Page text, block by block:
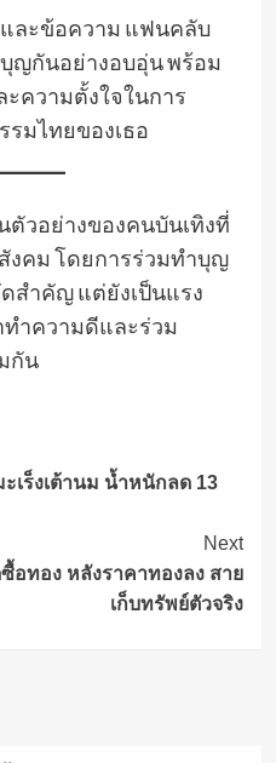
ละข้อความ แฟนคลับ
ญกันอย่างอบอุ่น พร้อม
ความตั้งใจในการ
มไทยของเธอ
ตัวอย่างของคนบันเทิงที่
งคม โดยการร่วมทำบุญ
สำคัญ แต่ยังเป็นแรง
ำความดีและร่วม
กัน
เร็งเต้านม น้ำหนักลด 13
Next
อทอง หลังราคาทองลง สาย
เก็บทรัพย์ตัวจริง